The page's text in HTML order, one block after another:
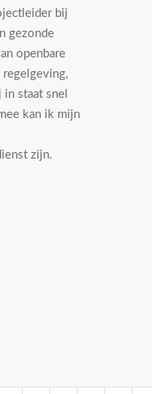
bij
gezonde
openbare
staat snel
kan ik mijn
zijn.